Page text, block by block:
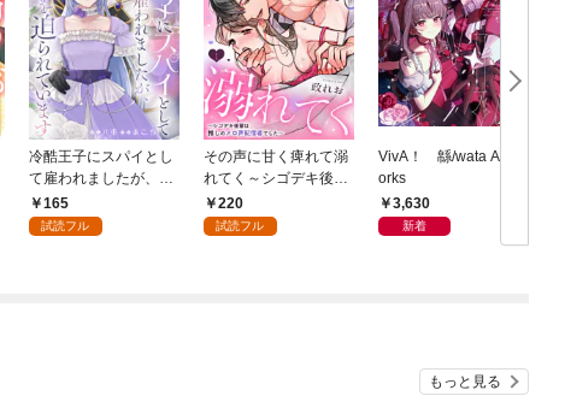
冷酷王子にスパイとし
て雇われましたが、結
婚を迫られています: 1
165
試読フル
その声に甘く痺れて溺
れてく～シゴデキ後輩
は推しのメロ声配信者
でした～: 1
220
試読フル
VivA！ 緜/wata Art W
orks
3,630
新着
もっと見る